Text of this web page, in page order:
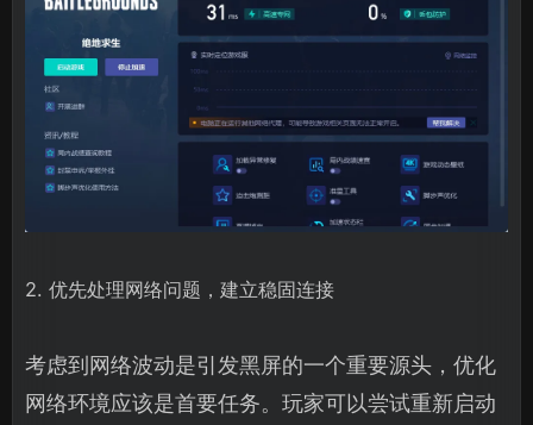
2. 优先处理网络问题，建立稳固连接
考虑到网络波动是引发黑屏的一个重要源头，优化
网络环境应该是首要任务。玩家可以尝试重新启动